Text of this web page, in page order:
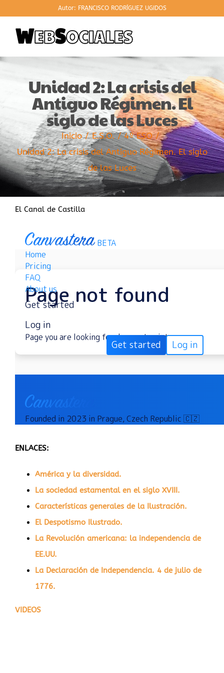
contenido
Autor: FRANCISCO RODRÍGUEZ UGIDOS
Unidad 2: La crisis del
Antiguo Régimen. El
siglo de las Luces
Inicio E.S.O.
4º ESO
Unidad 2: La crisis del Antiguo Régimen. El siglo
de las Luces
El Canal de Castilla
ENLACES:
América y la diversidad.
La sociedad estamental en el siglo XVIII.
Características generales de la Ilustración.
El Despotismo Ilustrado.
La Revolución americana: la independencia de
EE.UU.
La Declaración de Independencia. 4 de julio de
1776.
VIDEOS